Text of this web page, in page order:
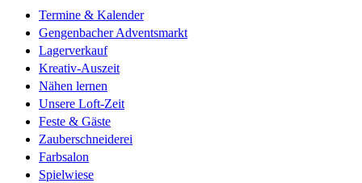
Termine & Kalender
Gengenbacher Adventsmarkt
Lagerverkauf
Kreativ-Auszeit
Nähen lernen
Unsere Loft-Zeit
Feste & Gäste
Zauberschneiderei
Farbsalon
Spielwiese